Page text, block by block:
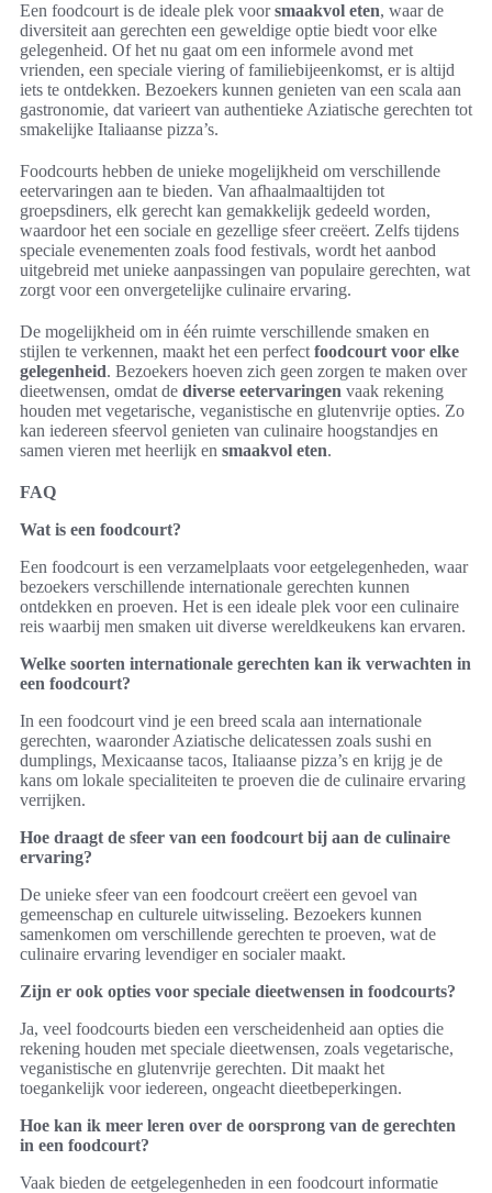
Een foodcourt is de ideale plek voorsmaakvol eten, waar de
diversiteit aan gerechten een geweldige optie biedt voor elke
gelegenheid. Of het nu gaat om een informele avond met
vrienden, een speciale viering of familiebijeenkomst, er is altijd
iets te ontdekken. Bezoekers kunnen genieten van een scala aan
gastronomie, dat varieert van authentieke Aziatische gerechten tot
smakelijke Italiaanse pizza’s.
Foodcourts hebben de unieke mogelijkheid om verschillende
eetervaringen aan te bieden. Van afhaalmaaltijden tot
groepsdiners, elk gerecht kan gemakkelijk gedeeld worden,
waardoor het een sociale en gezellige sfeer creëert. Zelfs tijdens
speciale evenementen zoals food festivals, wordt het aanbod
uitgebreid met unieke aanpassingen van populaire gerechten, wat
zorgt voor een onvergetelijke culinaire ervaring.
De mogelijkheid om in één ruimte verschillende smaken en
stijlen te verkennen, maakt het een perfect foodcourt voor elke
gelegenheid. Bezoekers hoeven zich geen zorgen te maken over
dieetwensen, omdat de diverse eetervaringen vaak rekening
houden met vegetarische, veganistische en glutenvrije opties. Zo
kan iedereen sfeervol genieten van culinaire hoogstandjes en
samen vieren met heerlijk en smaakvol eten.
FAQ
Wat is een foodcourt?
Een foodcourt is een verzamelplaats voor eetgelegenheden, waar
bezoekers verschillende internationale gerechten kunnen
ontdekken en proeven. Het is een ideale plek voor een culinaire
reis waarbij men smaken uit diverse wereldkeukens kan ervaren.
Welke soorten internationale gerechten kan ik verwachten in
een foodcourt?
In een foodcourt vind je een breed scala aan internationale
gerechten, waaronder Aziatische delicatessen zoals sushi en
dumplings, Mexicaanse tacos, Italiaanse pizza’s en krijg je de
kans om lokale specialiteiten te proeven die de culinaire ervaring
verrijken.
Hoe draagt de sfeer van een foodcourt bij aan de culinaire
ervaring?
De unieke sfeer van een foodcourt creëert een gevoel van
gemeenschap en culturele uitwisseling. Bezoekers kunnen
samenkomen om verschillende gerechten te proeven, wat de
culinaire ervaring levendiger en socialer maakt.
Zijn er ook opties voor speciale dieetwensen in foodcourts?
Ja, veel foodcourts bieden een verscheidenheid aan opties die
rekening houden met speciale dieetwensen, zoals vegetarische,
veganistische en glutenvrije gerechten. Dit maakt het
toegankelijk voor iedereen, ongeacht dieetbeperkingen.
Hoe kan ik meer leren over de oorsprong van de gerechten
in een foodcourt?
Vaak bieden de eetgelegenheden in een foodcourt informatie